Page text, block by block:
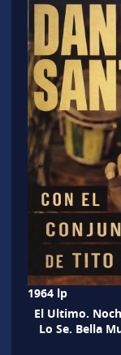
1964 lp
El Ultimo.
Lo Se. Bella